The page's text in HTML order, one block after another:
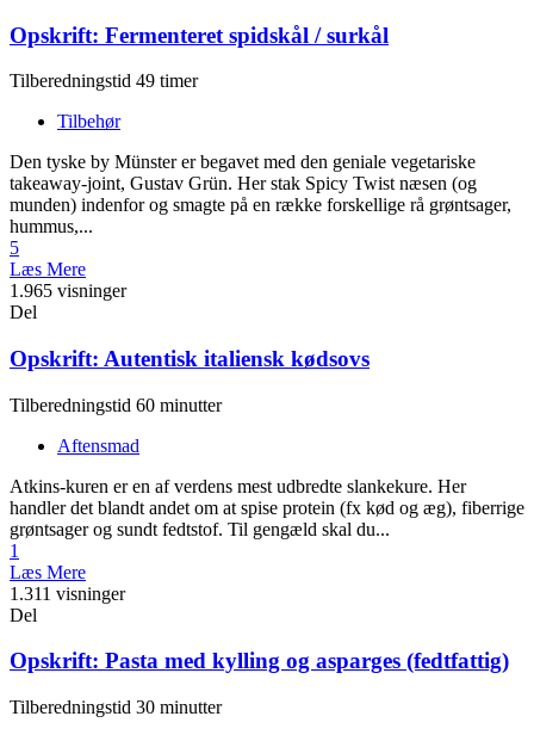
Opskrift: Fermenteret spidskål / surkål
Tilberedningstid 49 timer
Tilbehør
Den tyske by Münster er begavet med den geniale vegetariske
takeaway-joint, Gustav Grün. Her stak Spicy Twist næsen (og
munden) indenfor og smagte på en række forskellige rå grøntsager,
hummus,...
5
Læs Mere
1.965 visninger
Del
Opskrift: Autentisk italiensk kødsovs
Tilberedningstid 60 minutter
Aftensmad
Atkins-kuren er en af verdens mest udbredte slankekure. Her
handler det blandt andet om at spise protein (fx kød og æg), fiberrige
grøntsager og sundt fedtstof. Til gengæld skal du...
1
Læs Mere
1.311 visninger
Del
Opskrift: Pasta med kylling og asparges (fedtfattig)
Tilberedningstid 30 minutter